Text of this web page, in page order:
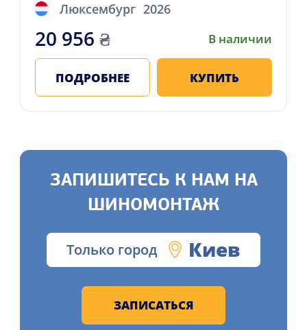
Люксембург 2026
20 956 ₴ В наличии
ПОДРОБНЕЕ КУПИТЬ
ЗАПИШИТЕСЬ К НАМ НА
ШИНОМОНТАЖ
Только город Киев
ЗАПИСАТЬСЯ